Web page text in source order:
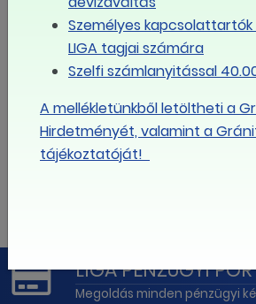
11 12 13
24 25 26
LIGA PÉNZÜGYI
Megoldás minden pénzügyi
Személyes kapcsolattartók
LIGA tagjai számára
Szelfi számlanyitással
A mellékletünkből letöltheti a
Hirdetményét, valamint a
tájékoztatóját!